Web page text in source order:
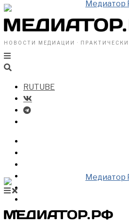
НОВОСТИ МЕДИАЦИИ ·
RUTUBE
ВИДЕО